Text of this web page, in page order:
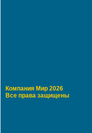
Компания Мир 2026
Все права защищены